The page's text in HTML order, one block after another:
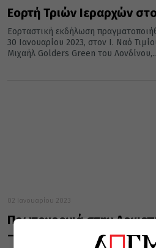
Εορτή Τριών Ιεραρχών
Εορταστική εκδήλωση
30 Ιανουαρίου 2023, στον Ι. Ναό
Μιχαήλ Golders Green του
02 Ιανουαρίου 2023
Πρωτοχρονιά στην
– Φωτογραφίες